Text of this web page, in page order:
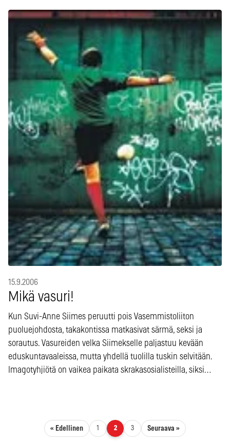
15.9.2006
Mikä vasuri!
Kun Suvi-Anne Siimes peruutti pois Vasemmistoliiton
puoluejohdosta, takakontissa matkasivat särmä, seksi ja
sorautus. Vasureiden velka Siimekselle paljastuu kevään
eduskuntavaaleissa, mutta yhdellä tuolilla tuskin selvitään.
Imagotyhjiötä on vaikea paikata skrakasosialisteilla, siksi…
Artikkelien sivutus
« Edellinen 1 2 3 Seuraava »